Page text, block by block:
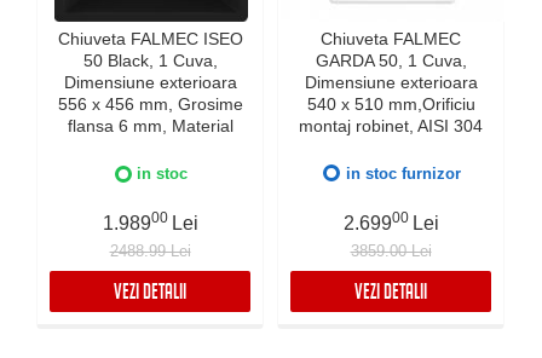
Chiuveta FALMEC ISEO
50 Black, 1 Cuva,
Dimensiune exterioara
556 x 456 mm, Grosime
flansa 6 mm, Material
Preaplin Perimetral,
blat
in stoc
1.98900 Lei
2488.99 Lei
VEZI DETALII
Chiuveta FALMEC
GARDA 50, 1 Cuva,
Dimensiune exterioara
540 x 510 mm,Orificiu
montaj robinet, AISI 304
12mm, Supapa de golire
zgomot, Sistem drenaj
FALMEC, Instalare flush
sau pe blat
in stoc furnizor
2.69900 Lei
3859.00 Lei
VEZI DETALII